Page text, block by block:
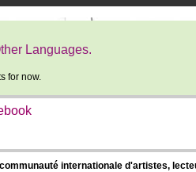
Languages.
for now.
internationale d'artistes,